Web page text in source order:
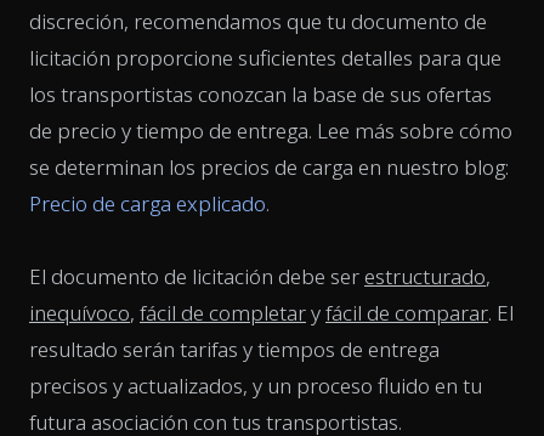
discreción, recomendamos que tu documento de
licitación proporcione suficientes detalles para que
los transportistas conozcan la base de sus ofertas
de precio y tiempo de entrega. Lee más sobre cómo
se determinan los precios de carga en nuestro blog:
Precio de carga explicado.
El documento de licitación debe ser estructurado,
inequívoco, fácil de completaryfácil de comparar. El
resultado serán tarifas y tiempos de entrega
precisos y actualizados, y un proceso fluido en tu
futura asociación con tus transportistas.